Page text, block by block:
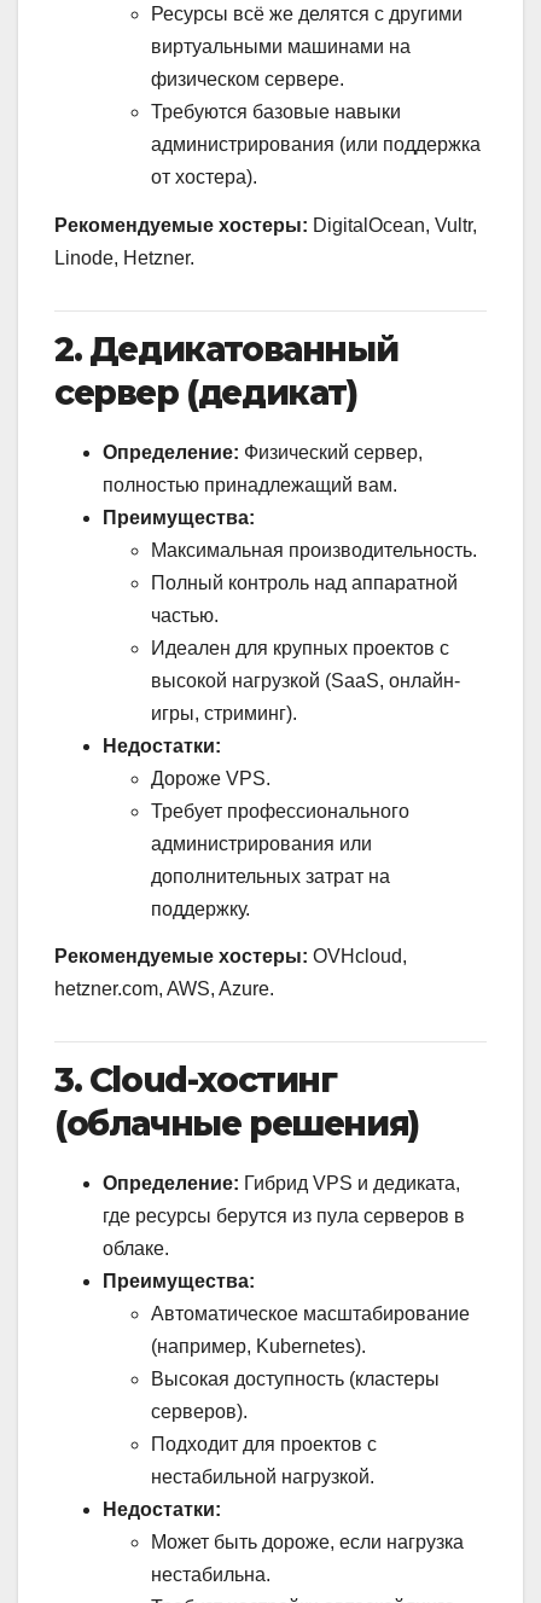
Ресурсы всё же делятся с другими
виртуальными машинами на
физическом сервере.
Требуются базовые навыки
администрирования (или поддержка
от хостера).
Рекомендуемые хостеры: DigitalOcean, Vultr,
Linode, Hetzner.
2. Дедикатованный
сервер (дедикат)
Определение: Физический сервер,
полностью принадлежащий вам.
Преимущества:
Максимальная производительность.
Полный контроль над аппаратной
частью.
Идеален для крупных проектов с
высокой нагрузкой (SaaS, онлайн-
игры, стриминг).
Недостатки:
Дороже VPS.
Требует профессионального
администрирования или
дополнительных затрат на
поддержку.
Рекомендуемые хостеры: OVHcloud,
hetzner.com, AWS, Azure.
3. Cloud-хостинг
(облачные решения)
Определение: Гибрид VPS и дедиката,
где ресурсы берутся из пула серверов в
облаке.
Преимущества:
Автоматическое масштабирование
(например, Kubernetes).
Высокая доступность (кластеры
серверов).
Подходит для проектов с
нестабильной нагрузкой.
Недостатки:
Может быть дороже, если нагрузка
нестабильна.